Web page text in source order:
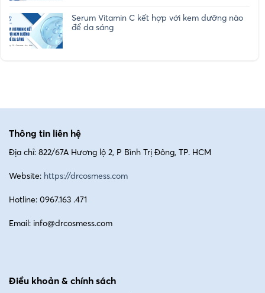
Serum Vitamin C kết hợp với kem dưỡng nào
để da sáng
Thông tin liên hệ
Địa chỉ: 822/67A Hương lộ 2, P Bình Trị Đông, TP. HCM
Website: https://drcosmess.com
Hotline: 0967.163 .471
Email: info@drcosmess.com
Điều khoản & chính sách